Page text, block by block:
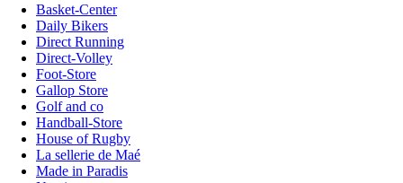
Basket-Center
Daily Bikers
Direct Running
Direct-Volley
Foot-Store
Gallop Store
Golf and co
Handball-Store
House of Rugby
La sellerie de Maé
Made in Paradis